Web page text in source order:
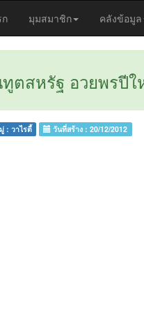
มุมสมาชิก คลังข้อมูล
ตสหรัฐ อวยพรปีใ
: วาไรตี้ วันที่สร้าง :20/12/2012